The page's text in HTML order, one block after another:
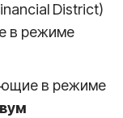
District)
в режиме
в режиме